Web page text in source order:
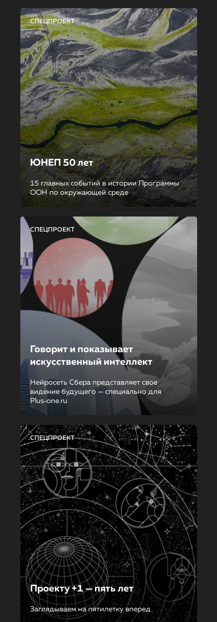
СПЕЦПРОЕКТ
ЮНЕП 50 лет
15 главных событий в истории Программы
ООН по окружающей среде
СПЕЦПРОЕКТ
Говорит и показывает
искусственный интеллект
Нейросеть Сбера представляет свое
видение будущего — специально для
Plus‑one.ru
СПЕЦПРОЕКТ
Проекту +1 — пять лет
Заглядываем на пятилетку вперед